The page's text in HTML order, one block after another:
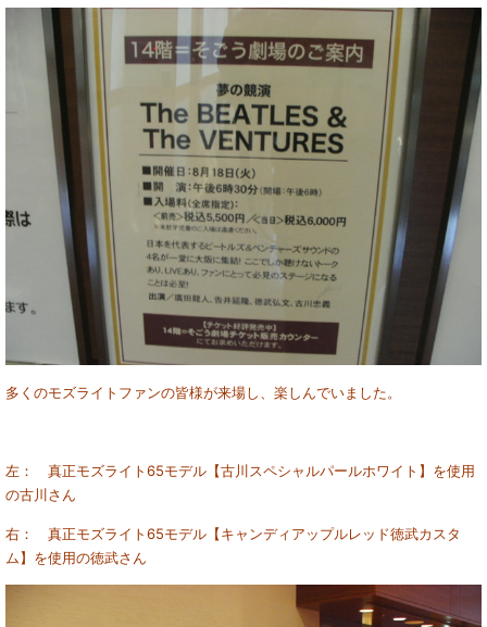
多くのモズライトファンの皆様が来場し、楽しんでいました。
左： 真正モズライト65モデル【古川スペシャルパールホワイト】を使用
の古川さん
右： 真正モズライト65モデル【キャンディアップルレッド徳武カスタ
ム】を使用の徳武さん